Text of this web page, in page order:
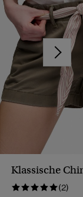
Klassische
(2)